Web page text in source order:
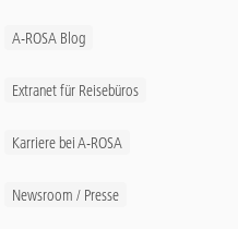
A-ROSA Blog
Extranet für Reisebüros
Karriere bei A-ROSA
Newsroom / Presse